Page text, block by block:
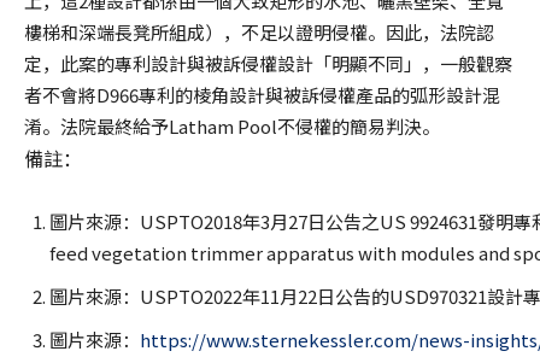
樓梯和深端長凳所組成），不足以證明侵權。因此，法院認
定，此案的專利設計與被訴侵權設計「明顯不同」，一般觀察
者不會將D966專利的棱角設計與被訴侵權產品的弧形設計混
淆。法院最終給予Latham Pool不侵權的簡易判決。
備註：
圖片來源：USPTO2018年3月27日公告之US 9924631發
feed vegetation trimmer apparatus with modules and
圖片來源：USPTO2022年11月22日公告的USD970321設
圖片來源： https://www.sternekessler.com/news-